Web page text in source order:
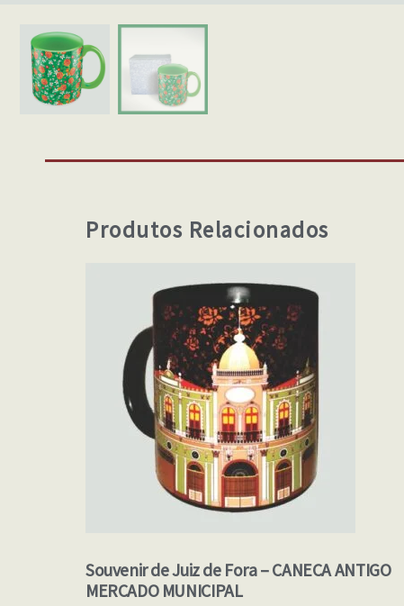
Produtos Relacionados
Souvenir de Juiz de Fora – CANECA ANTIGO
MERCADO MUNICIPAL